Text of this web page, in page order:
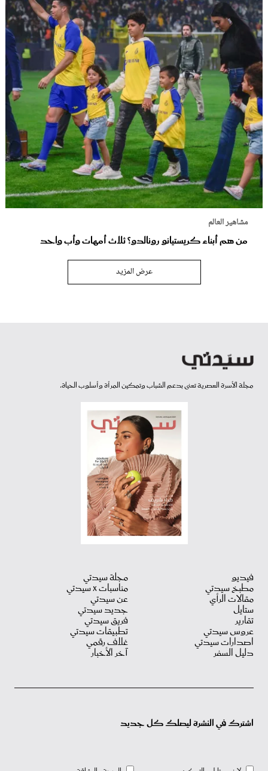
مشاهير العالم
من هم أبناء كريستيانو رونالدو؟ ثلاث أمهات وأب واحد
عرض المزيد
مجلة الأسرة العصرية تعنى بدعم الشباب وتمكين المرأة وأسلوب الحياة.
فيديو
مطبخ سيدتي
مقالات الرأي
ستايل
تقارير
عروس سيدتي
اصدارات سيدتي
دليل السفر
مجلة سيدتي
مناسبات X سيدتي
عن سيدتي
جديد سيدتي
فريق سيدتي
تطبيقات سيدتي
غلاف رقمي
آخر الأخبار
اشترك في النشرة ليصلك كل جديد